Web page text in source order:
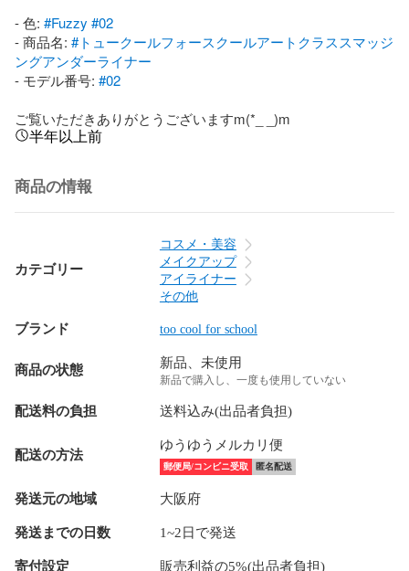
- 色: #Fuzzy #02
- 商品名: #トュークールフォースクールアートクラススマッジ
ングアンダーライナー
- モデル番号: #02
ご覧いただきありがとうございますm(*_ _)m
半年以上前
商品の情報
カテゴリー
コスメ・美容
メイクアップ
アイライナー
その他
ブランド too cool for school
商品の状態 新品、未使用
新品で購入し、一度も使用していない
配送料の負担 送料込み(出品者負担)
配送の方法
ゆうゆうメルカリ便
郵便局/コンビニ受取 匿名配送
発送元の地域 大阪府
発送までの日数 1~2日で発送
寄付設定 販売利益の5%(出品者負担)